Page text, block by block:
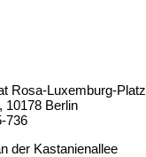
Rosa-Luxemburg-Platz
10178 Berlin
736
der Kastanienallee